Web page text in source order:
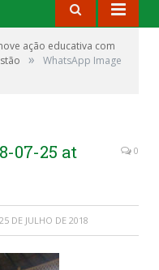
ação educativa com
»
WhatsApp Image
07-25 at
0
25 DE JULHO DE 2018